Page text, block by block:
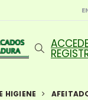
HIGIENE